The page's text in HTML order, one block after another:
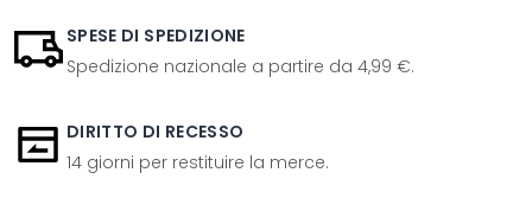
SPESE DI SPEDIZIONE
Spedizione nazionale a partire da 4,99 €.
DIRITTO DI RECESSO
14 giorni per restituire la merce.